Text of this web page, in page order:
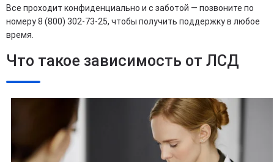
Все проходит конфиденциально и с заботой — позвоните по
номеру 8 (800) 302-73-25, чтобы получить поддержку в любое
время.
Что такое зависимость от ЛСД